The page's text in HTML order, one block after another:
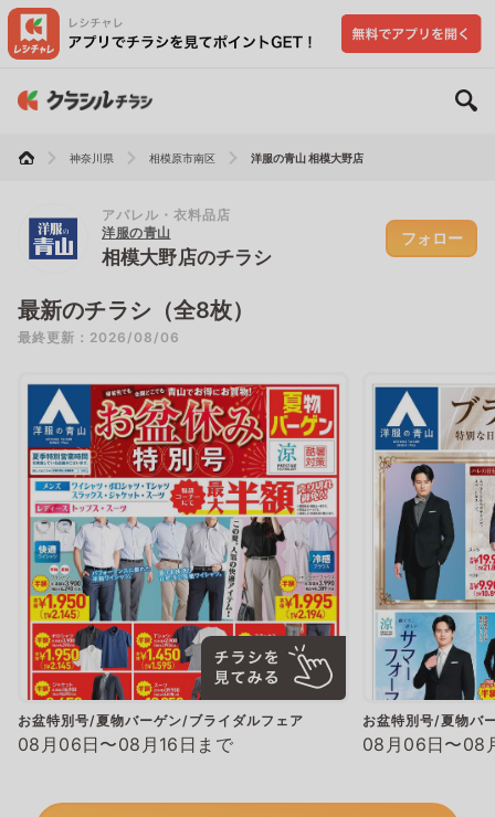
神奈川県 相模原市南区 洋服の青山 相模大野店
アパレル・衣料品店
洋服の青山
相模大野店のチラシ
フォロー
最新のチラシ（全8枚）
最終更新：2026/08/06
お盆特別号/夏物バーゲン/ブライダルフェア
08月06日〜08月16日まで
お盆特別号/夏物バ
08月06日〜08